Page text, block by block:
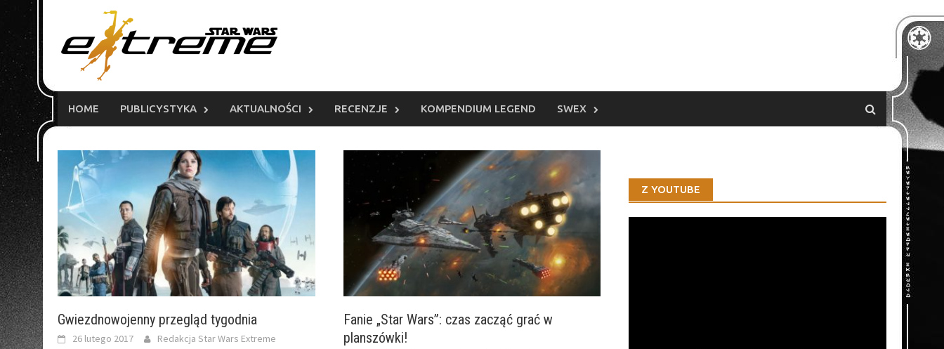
content
HOME PUBLICYSTYKA AKTUALNOŚCI RECENZJE KOMPENDIUM LEGEND SWEX
Gwiezdnowojenny przegląd tygodnia
26 lutego 2017 Redakcja Star Wars Extreme
Fanie „Star Wars”: czas zacząć grać w
planszówki!
Z YOUTUBE